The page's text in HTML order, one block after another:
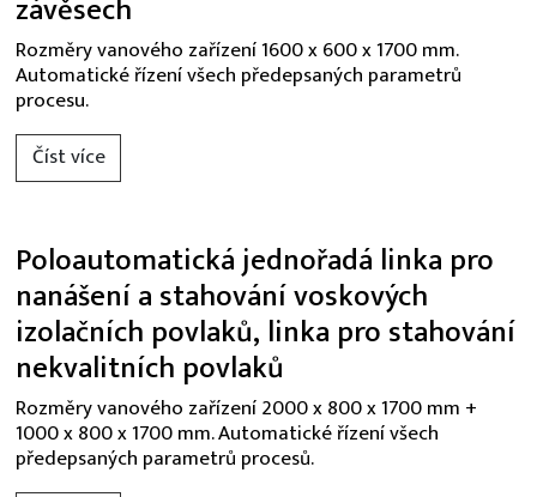
Rozměry vanového zařízení 1600 x 600 x 1700 mm.
Automatické řízení všech předepsaných parametrů
procesu.
Číst více
Poloautomatická jednořadá linka pro
nanášení a stahování voskových
izolačních povlaků, linka pro stahování
nekvalitních povlaků
Rozměry vanového zařízení 2000 x 800 x 1700 mm +
1000 x 800 x 1700 mm. Automatické řízení všech
předepsaných parametrů procesů.